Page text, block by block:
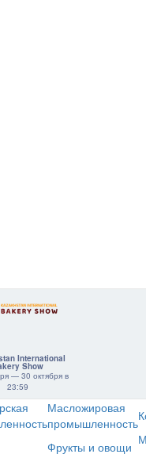
International
Show
— 30 октября в
23:59
Масложировая
промышленность
Фрукты и овощи